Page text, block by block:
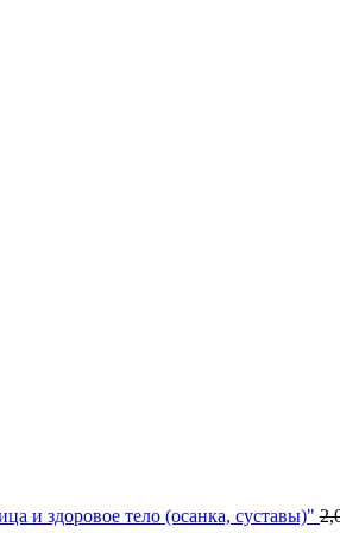
и здоровое тело (осанка, суставы)"